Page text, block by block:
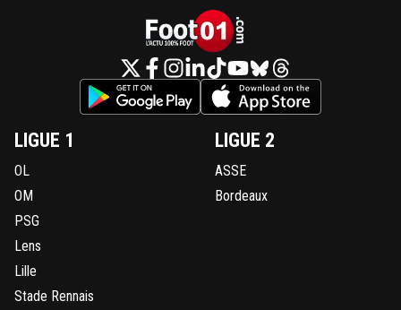
LIGUE 1
OL
OM
PSG
Lens
Lille
Stade Rennais
LIGUE 2
ASSE
Bordeaux